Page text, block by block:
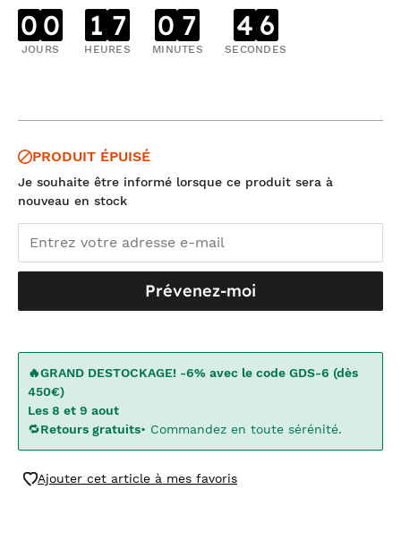
0 0
JOURS
1 7
HEURES
0 7
MINUTES
4 6
SECONDES
PRODUIT ÉPUISÉ
Je souhaite être informé lorsque ce produit sera à
nouveau en stock
Prévenez-moi
🔥GRAND DESTOCKAGE! -6% avec le code GDS-6 (dès
450€)
Les 8 et 9 aout
🔁Retours gratuits• Commandez en toute sérénité.
Ajouter cet article à mes favoris